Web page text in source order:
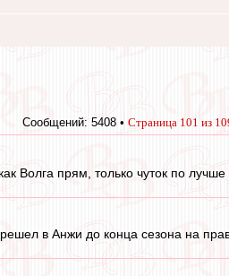
Сообщений: 5408 • Страница 101 из
Волга прям, только чуток по лучше
в Анжи до конца сезона на